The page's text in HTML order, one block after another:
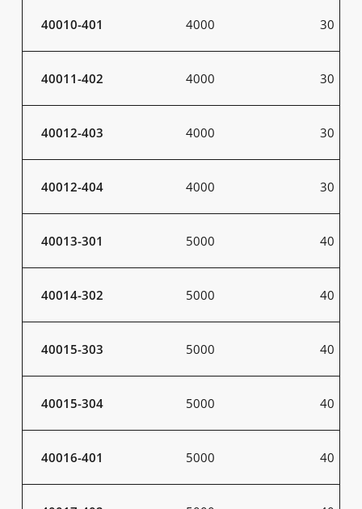
40010-401 4000 30
40011-402 4000 30
40012-403 4000 30
40012-404 4000 30
40013-301 5000 40
40014-302 5000 40
40015-303 5000 40
40015-304 5000 40
40016-401 5000 40